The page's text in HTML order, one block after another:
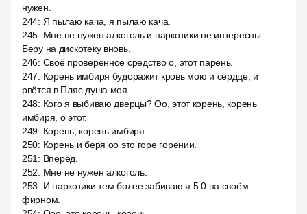
нужен.
244: Я пылаю кача, я пылаю кача.
245: Мне не нужен алкоголь и наркотики не интересны.
Беру на дискотеку вновь.
246: Своё проверенное средство о, этот парень.
247: Корень имбиря будоражит кровь мою и сердце, и
рвётся в Пляс душа моя.
248: Кого я выбиваю дверцы? Оо, этот корень, корень
имбиря, о этот.
249: Корень, корень имбиря.
250: Корень и беря оо это горе горении.
251 : Вперёд.
252: Мне не нужен алкоголь.
253: И наркотики тем более забиваю я 5 0 на своём
фирном.